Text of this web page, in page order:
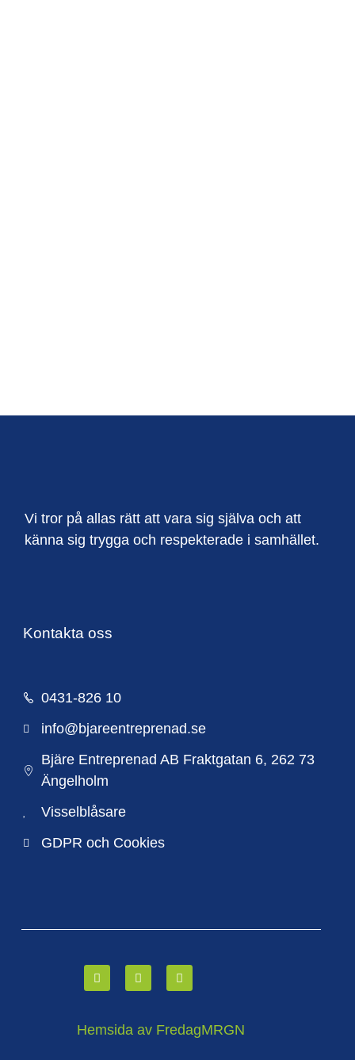
Vi tror på allas rätt att vara sig själva och att
känna sig trygga och respekterade i samhället.
Kontakta oss
0431-826 10
info@bjareentreprenad.se
Bjäre Entreprenad AB Fraktgatan 6, 262 73
Ängelholm
Visselblåsare
GDPR och Cookies
Hemsida av FredagMRGN